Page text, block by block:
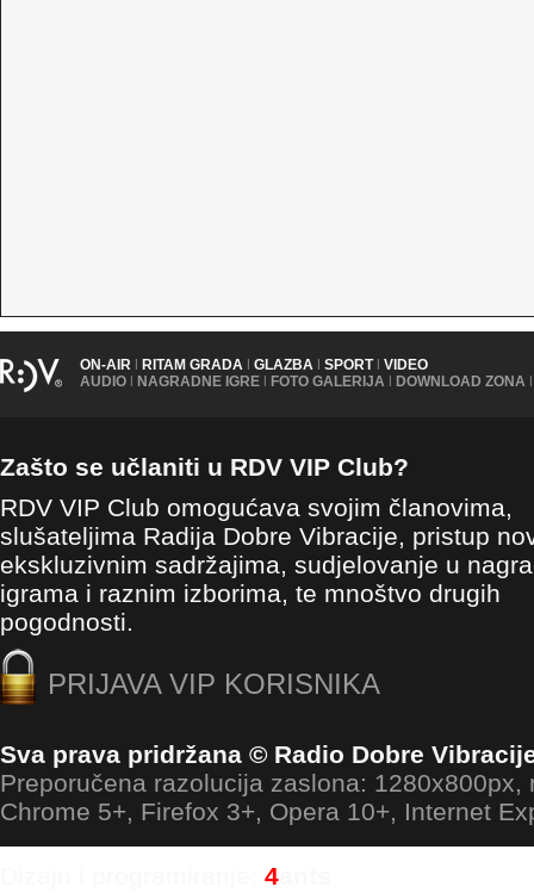
ON-AIR | RITAM GRADA | GLAZBA | SPORT | VIDEO
AUDIO | NAGRADNE IGRE | FOTO GALERIJA | DOWNLOAD ZONA |
Zašto se učlaniti u RDV VIP Club?
RDV VIP Club omogućava svojim članovima,
slušateljima Radija Dobre Vibracije, pristup
ekskluzivnim sadržajima, sudjelovanje u
igrama i raznim izborima, te mnoštvo drugih
pogodnosti.
PRIJAVA VIP KORISNIKA
Sva prava pridržana © Radio Dobre
Preporučena razolucija zaslona: 1280x800px,
Chrome 5+, Firefox 3+, Opera 10+, Internet
4